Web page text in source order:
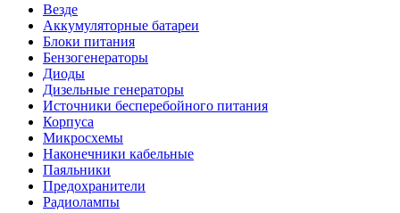
Везде
Аккумуляторные батареи
Блоки питания
Бензогенераторы
Диоды
Дизельные генераторы
Источники бесперебойного питания
Корпуса
Микросхемы
Наконечники кабельные
Паяльники
Предохранители
Радиолампы